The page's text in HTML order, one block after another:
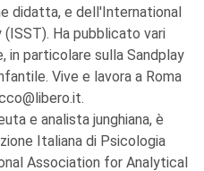
didatta, e dell'International
Ha pubblicato vari
in particolare sulla Sandplay
Vive e lavora a Roma
e analista junghiana, è
Italiana di Psicologia
Association for Analytical